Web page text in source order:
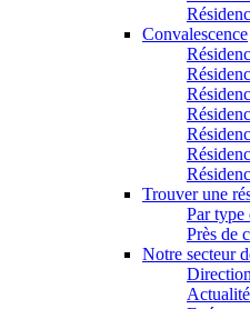
Convalescence
Trouver une
Par type
Près de
Notre secteur